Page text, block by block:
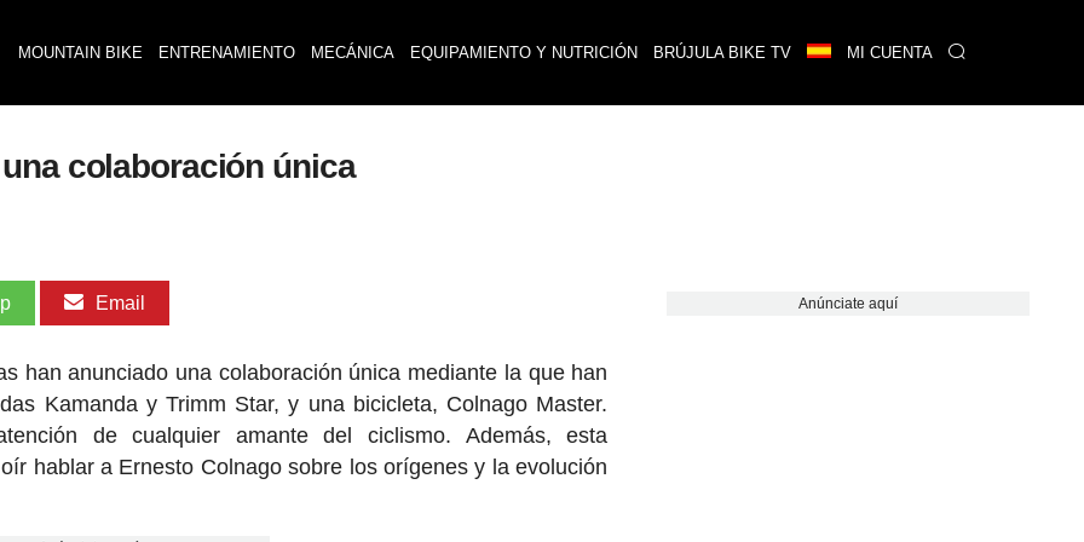
MOUNTAIN BIKE ENTRENAMIENTO MECÁNICA EQUIPAMIENTO Y NUTRICIÓN BRÚJULA BIKE TV MI CUENTA
colaboración única
Email
han anunciado una colaboración única mediante la que han
Kamanda y Trimm Star, y una bicicleta, Colnago Master.
de cualquier amante del ciclismo. Además, esta
hablar a Ernesto Colnago sobre los orígenes y la evolución
Anúnciate aquí